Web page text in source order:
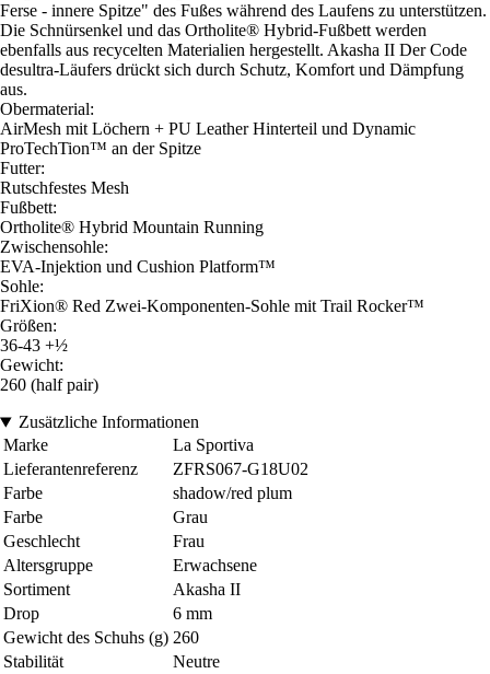
Ferse - innere Spitze" des Fußes während des Laufens zu unterstützen.
Die Schnürsenkel und das Ortholite® Hybrid-Fußbett werden
ebenfalls aus recycelten Materialien hergestellt. Akasha II Der Code
desultra-Läufers drückt sich durch Schutz, Komfort und Dämpfung
aus.
Obermaterial:
AirMesh mit Löchern + PU Leather Hinterteil und Dynamic
ProTechTion™ an der Spitze
Futter:
Rutschfestes Mesh
Fußbett:
Ortholite® Hybrid Mountain Running
Zwischensohle:
EVA-Injektion und Cushion Platform™
Sohle:
FriXion® Red Zwei-Komponenten-Sohle mit Trail Rocker™
Größen:
36-43 +½
Gewicht:
260 (half pair)
Zusätzliche Informationen
Marke
La Sportiva
Lieferantenreferenz
ZFRS067-G18U02
Farbe
shadow/red plum
Farbe
Grau
Geschlecht
Frau
Altersgruppe
Erwachsene
Sortiment
Akasha II
Drop
6 mm
Gewicht des Schuhs (g) 260
Stabilität
Neutre